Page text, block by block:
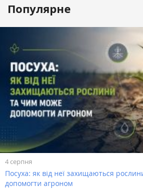
Популярне
4 серпня
Посуха: як від неї захищаються
допомогти агроном